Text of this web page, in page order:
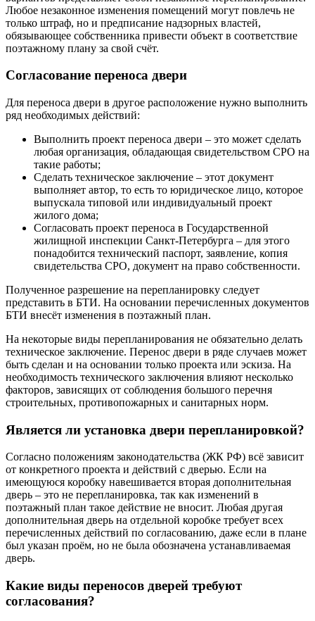
Любое незаконное изменения помещений могут повлечь не
только штраф, но и предписание надзорных властей,
обязывающее собственника привести объект в соответствие
поэтажному плану за свой счёт.
Согласование переноса двери
Для переноса двери в другое расположение нужно выполнить
ряд необходимых действий:
Выполнить проект переноса двери – это может сделать
любая организация, обладающая свидетельством СРО на
такие работы;
Сделать техническое заключение – этот документ
выполняет автор, то есть то юридическое лицо, которое
выпускала типовой или индивидуальный проект
жилого дома;
Согласовать проект переноса в Государственной
жилищной инспекции Санкт-Петербурга – для этого
понадобится технический паспорт, заявление, копия
свидетельства СРО, документ на право собственности.
Полученное разрешение на перепланировку следует
представить в БТИ. На основании перечисленных документов
БТИ внесёт изменения в поэтажный план.
На некоторые виды перепланирования не обязательно делать
техническое заключение. Перенос двери в ряде случаев может
быть сделан и на основании только проекта или эскиза. На
необходимость технического заключения влияют несколько
факторов, зависящих от соблюдения большого перечня
строительных, противопожарных и санитарных норм.
Является ли установка двери перепланировкой?
Согласно положениям законодательства (ЖК РФ) всё зависит
от конкретного проекта и действий с дверью. Если на
имеющуюся коробку навешивается вторая дополнительная
дверь – это не перепланировка, так как изменений в
поэтажный план такое действие не вносит. Любая другая
дополнительная дверь на отдельной коробке требует всех
перечисленных действий по согласованию, даже если в плане
был указан проём, но не была обозначена устанавливаемая
дверь.
Какие виды переносов дверей требуют
согласования?